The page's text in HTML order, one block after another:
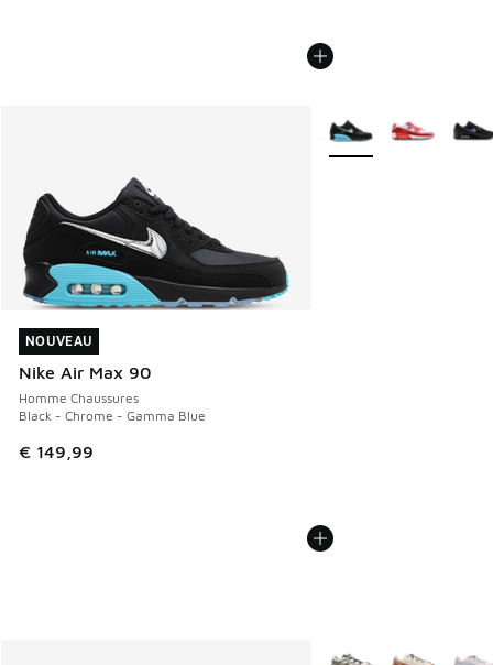
NOUVEAU
Nike Air Max 90
Homme Chaussures
Black - Chrome - Gamma Blue
€ 149,99
NOUVEAU
Plus de couleurs
Plus de couleurs